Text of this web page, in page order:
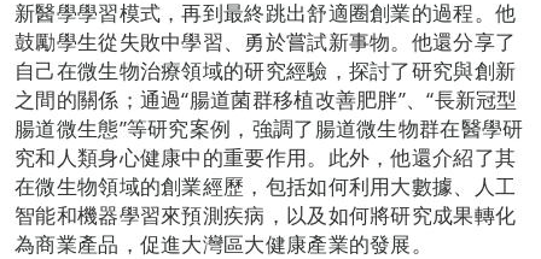
新醫學學習模式，再到最終跳出舒適圈創業的過程。他
鼓勵學生從失敗中學習、勇於嘗試新事物。他還分享了
自己在微生物治療領域的研究經驗，探討了研究與創新
之間的關係；通過“腸道菌群移植改善肥胖”、“長新冠型
腸道微生態”等研究案例，強調了腸道微生物群在醫學研
究和人類身心健康中的重要作用。此外，他還介紹了其
在微生物領域的創業經歷，包括如何利用大數據、人工
智能和機器學習來預測疾病，以及如何將研究成果轉化
為商業產品，促進大灣區大健康產業的發展。